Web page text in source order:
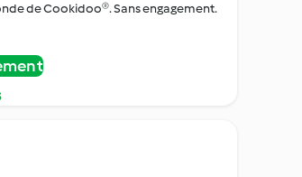
de Cookidoo®. Sans engagement.